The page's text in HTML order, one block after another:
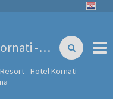
Ilirija Resort - Hotel Kornati - Obiteljsko ljeto u Biogradu - Akcijska cijena
- Hotel Kornati -